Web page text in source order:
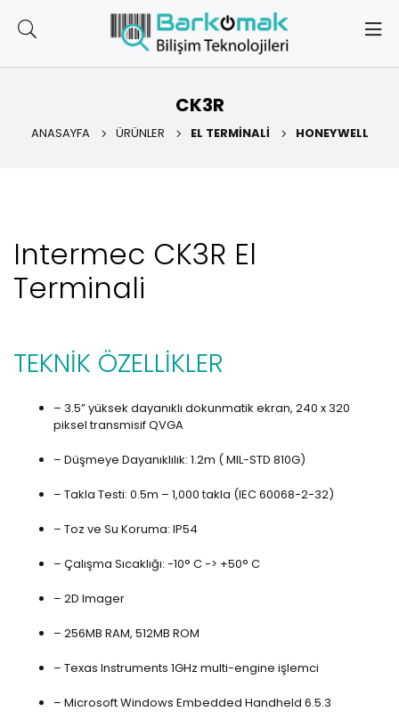
CK3R
ANASAYFA ÜRÜNLER EL TERMINALI HONEYWELL
Intermec CK3R El
Terminali
TEKNİK ÖZELLİKLER
– 3.5” yüksek dayanıklı dokunmatik ekran, 240 x 320
piksel transmisif QVGA
– Düşmeye Dayanıklılık: 1.2m ( MIL-STD 810G)
– Takla Testi: 0.5m – 1,000 takla (IEC 60068-2-32)
– Toz ve Su Koruma: IP54
– Çalışma Sıcaklığı: -10° C -> +50° C
– 2D Imager
– 256MB RAM, 512MB ROM
– Texas Instruments 1GHz multi-engine işlemci
– Microsoft Windows Embedded Handheld 6.5.3